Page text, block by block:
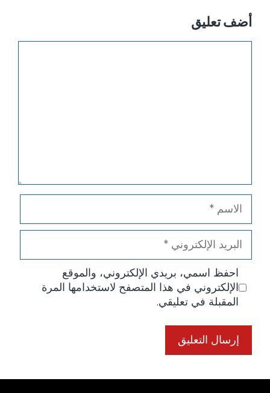
أضف تعليق
الاسم
البريد
الإلكتروني
احفظ اسمي، بريدي الإلكتروني، والموقع
الإلكتروني في هذا المتصفح لاستخدامها المرة
المقبلة في تعليقي.